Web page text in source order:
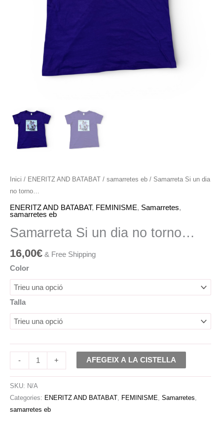
Inici / ENERITZ AND BATABAT / samarretes eb / Samarreta Si un dia
no torno…
ENERITZ AND BATABAT, FEMINISME, Samarretes,
samarretes eb
Samarreta Si un dia no torno…
16,00€ & Free Shipping
Color
Talla
- + AFEGEIX A LA CISTELLA
SKU: N/A
Categories: ENERITZ AND BATABAT FEMINISME Samarretes
samarretes eb